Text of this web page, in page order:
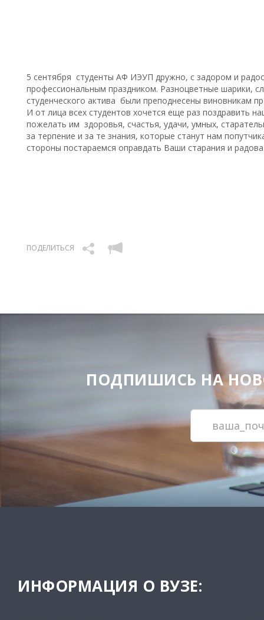
5 сентября студенты АФ ИЭУП дружно, с задором и
профессиональным праздником. Разноцветные шарики,
студенческого актива были преподнесены виновникам
И от лица всех студентов хочется еще раз поздравить
пожелать им здоровья, счастья, удачи, умных,
за терпение и за те знания, которые станут нам
стороны постараемся оправдать Ваши старания и
ПОДЕЛИТЬСЯ
ПОДПИШИСЬ НА
ИНФОРМАЦИЯ О ВУЗЕ: